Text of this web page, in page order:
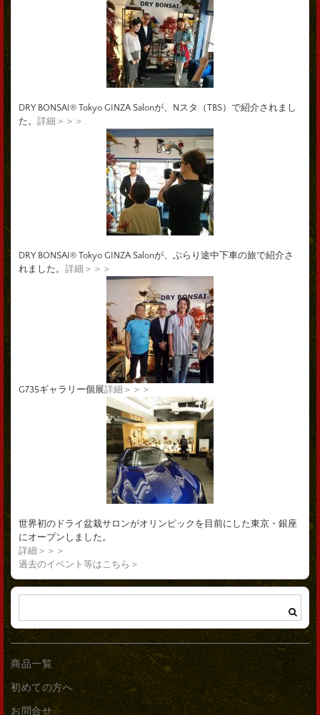
DRY BONSAI® Tokyo GINZA Salonが、Nスタ（TBS）で紹介されまし
た。 詳細＞＞＞
DRY BONSAI® Tokyo GINZA Salonが、ぶらり途中下車の旅で紹介さ
れました。 詳細＞＞＞
G735ギャラリー個展詳細＞＞＞
世界初のドライ盆栽サロンがオリンピックを目前にした東京・銀座
にオープンしました。
詳細＞＞＞
過去のイベント等はこちら＞
商品一覧
初めての方へ
お問合せ